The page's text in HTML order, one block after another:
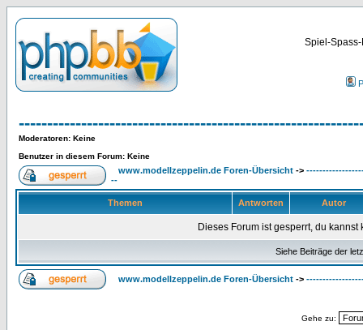
Spiel-
Moderatoren: Keine
Benutzer in diesem Forum: Keine
www.modellzeppelin.de Foren-Übersicht ->
--
Themen Antworten Autor
Dieses Forum ist gesperrt, du
Siehe Beiträge der
www.modellzeppelin.de Foren-Übersicht ->
Gehe zu: